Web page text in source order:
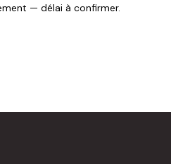
— délai à confirmer.